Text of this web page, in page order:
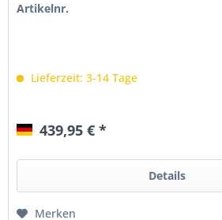
Artikelnr.
Lieferzeit: 3-14 Tage
439,95 € *
Details
Merken